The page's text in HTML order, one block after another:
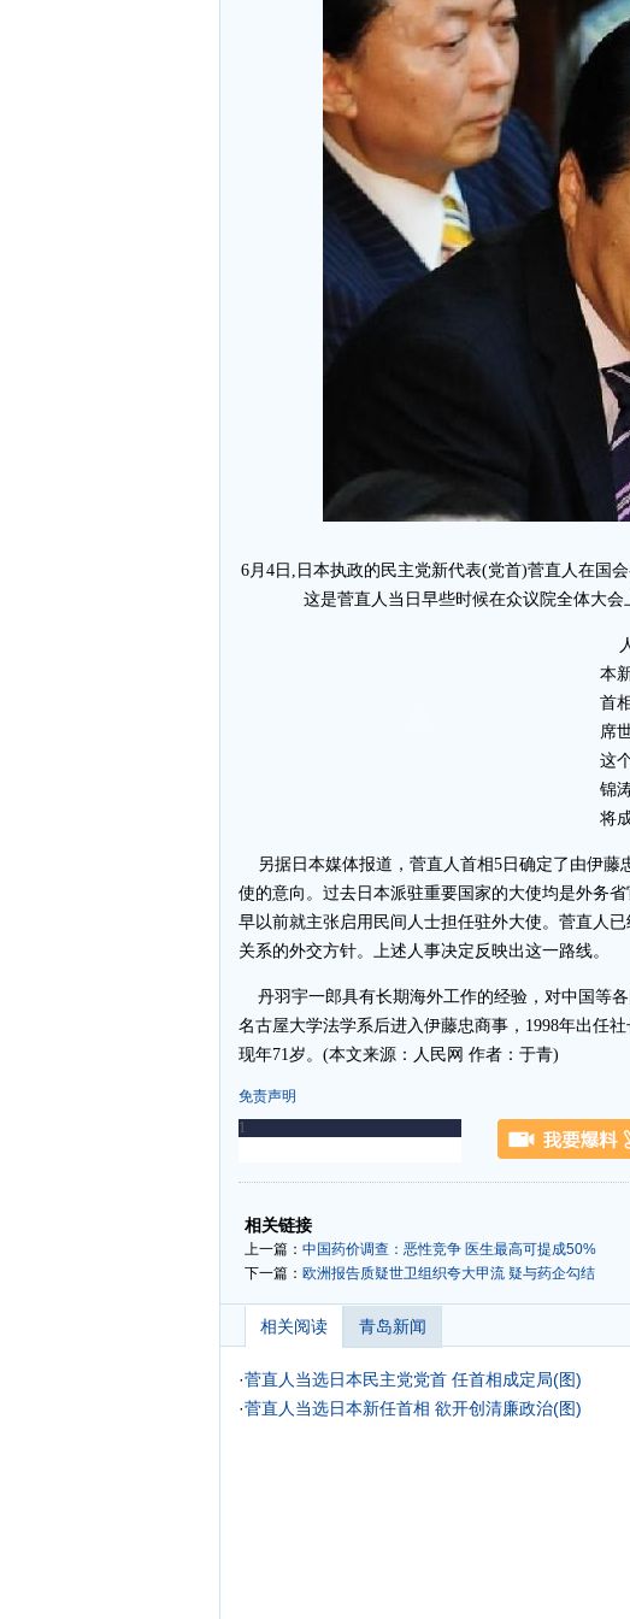
6月4日,日本执政的民主党新代表(党首)菅直人在国
这是菅直人当日早些时候在众议院全体大会
人
本
首
席
这
锦
将
另据日本媒体报道，菅直人首相5日确定了由伊藤
使的意向。过去日本派驻重要国家的大使均是外务
早以前就主张启用民间人士担任驻外大使。菅直人
关系的外交方针。上述人事决定反映出这一路线。
丹羽宇一郎具有长期海外工作的经验，对中国等
名古屋大学法学系后进入伊藤忠商事，1998年出任社
现年71岁。(本文来源：人民网 作者：于青)
免责声明
-
相关链接
上一篇： 中国药价调查：恶性竞争 医生最高可提成50%
下一篇： 欧洲报告质疑世卫组织夸大甲流 疑与药企勾结
相关阅读 青岛新闻
·菅直人当选日本民主党党首 任首相成定局(图)
·菅直人当选日本新任首相 欲开创清廉政治(图)